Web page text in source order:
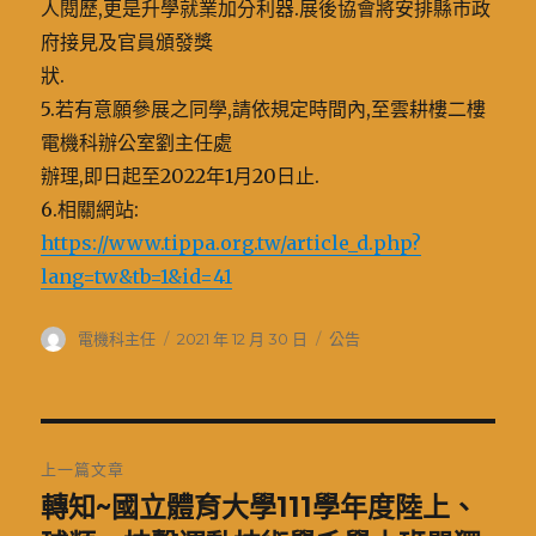
人閱歷,更是升學就業加分利器.展後協會將安排縣市政
府接見及官員頒發獎
狀.
5.若有意願參展之同學,請依規定時間內,至雲耕樓二樓
電機科辦公室劉主任處
辦理,即日起至2022年1月20日止.
6.相關網站:
https://www.tippa.org.tw/article_d.php?
lang=tw&tb=1&id=41
作
電機科主任
發
2021 年 12 月 30 日
分
公告
章
上一篇文章
上
轉知~國立體育大學111學年度陸上、